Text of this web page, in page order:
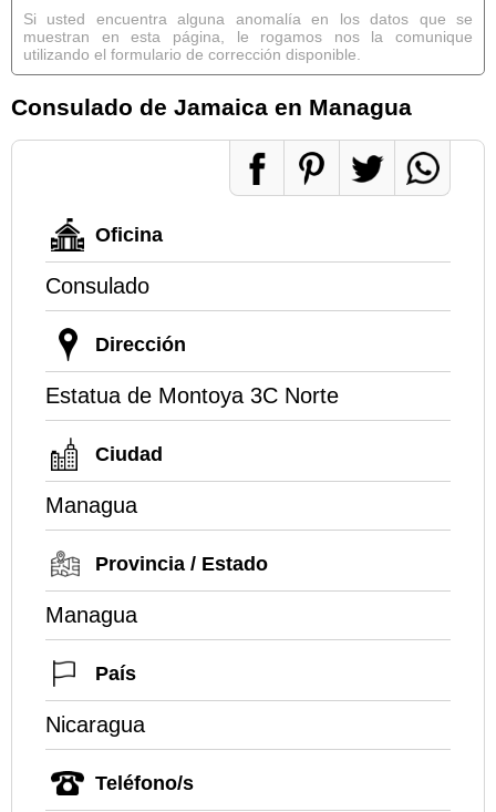
Si usted encuentra alguna anomalía en los datos que se
muestran en esta página, le rogamos nos la comunique
utilizando el formulario de corrección disponible.
Consulado de Jamaica en Managua
Oficina
Consulado
Dirección
Estatua de Montoya 3C Norte
Ciudad
Managua
Provincia / Estado
Managua
País
Nicaragua
Teléfono/s